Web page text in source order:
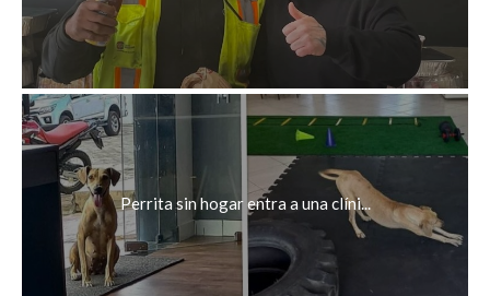
Perrita sin hogar entra a una clíni...